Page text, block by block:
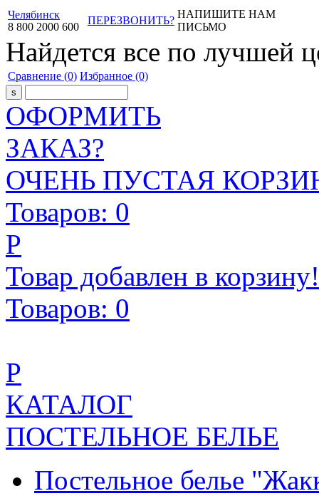
Челябинск
8 800 2000 600
ПЕРЕЗВОНИТЬ?
НАПИШИТЕ НАМ
ПИСЬМО
Найдется все по лучшей
Сравнение (0) Избранное (0)
ОФОРМИТЬ
ЗАКАЗ?
ОЧЕНЬ ПУСТАЯ
Товаров: 0
Р
Товар добавлен в корзину!
Товаров: 0
Р
КАТАЛОГ
ПОСТЕЛЬНОЕ БЕЛЬЕ
Постельное белье